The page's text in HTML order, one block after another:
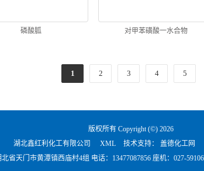
磷酸胍 对甲苯磺酸一水合物
1 2 3 4 5
版权所有 Copyright (©) 2026
湖北鑫红利化工有限公司
XML 技术支持： 盖德化工网
省天门市黄潭镇西庙村4组 电话：
13477087856 座机：027-